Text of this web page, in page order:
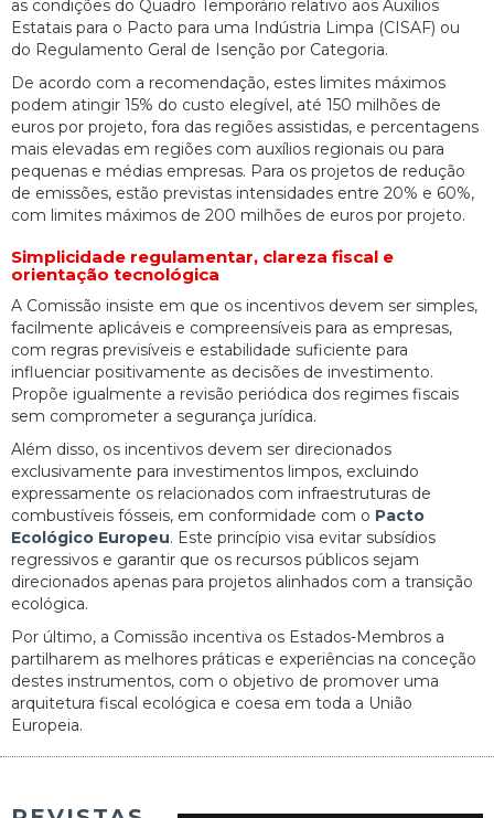
as condições do Quadro Temporário relativo aos Auxílios
Estatais para o Pacto para uma Indústria Limpa (CISAF) ou
do Regulamento Geral de Isenção por Categoria.
De acordo com a recomendação, estes limites máximos
podem atingir 15% do custo elegível, até 150 milhões de
euros por projeto, fora das regiões assistidas, e percentagens
mais elevadas em regiões com auxílios regionais ou para
pequenas e médias empresas. Para os projetos de redução
de emissões, estão previstas intensidades entre 20% e 60%,
com limites máximos de 200 milhões de euros por projeto.
Simplicidade regulamentar, clareza fiscal e
orientação tecnológica
A Comissão insiste em que os incentivos devem ser simples,
facilmente aplicáveis e compreensíveis para as empresas,
com regras previsíveis e estabilidade suficiente para
influenciar positivamente as decisões de investimento.
Propõe igualmente a revisão periódica dos regimes fiscais
sem comprometer a segurança jurídica.
Além disso, os incentivos devem ser direcionados
exclusivamente para investimentos limpos, excluindo
expressamente os relacionados com infraestruturas de
combustíveis fósseis, em conformidade com o Pacto
Ecológico Europeu. Este princípio visa evitar subsídios
regressivos e garantir que os recursos públicos sejam
direcionados apenas para projetos alinhados com a transição
ecológica.
Por último, a Comissão incentiva os Estados-Membros a
partilharem as melhores práticas e experiências na conceção
destes instrumentos, com o objetivo de promover uma
arquitetura fiscal ecológica e coesa em toda a União
Europeia.